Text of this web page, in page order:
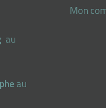
au
au
Mon